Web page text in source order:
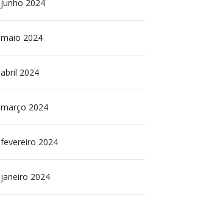
junho 2024
maio 2024
abril 2024
março 2024
fevereiro 2024
janeiro 2024